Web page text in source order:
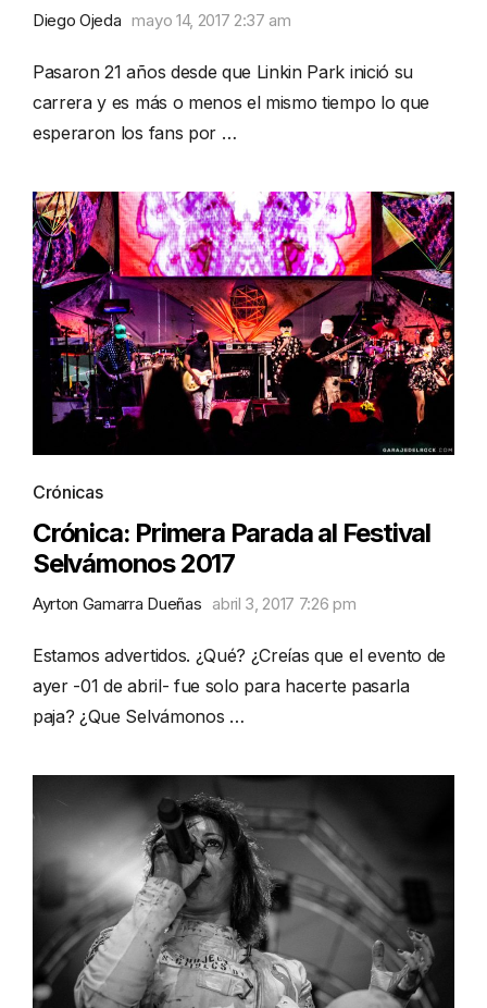
Diego Ojeda mayo 14, 2017 2:37 am
Pasaron 21 años desde que Linkin Park inició su
carrera y es más o menos el mismo tiempo lo que
esperaron los fans por …
Crónicas
Crónica: Primera Parada al Festival
Selvámonos 2017
Ayrton Gamarra Dueñas abril 3, 2017 7:26 pm
Estamos advertidos. ¿Qué? ¿Creías que el evento de
ayer -01 de abril- fue solo para hacerte pasarla
paja? ¿Que Selvámonos …